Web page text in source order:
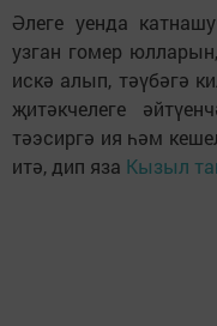
Әлеге уенда
узган гомер
искә алып, тәүбәгә
җитәкчелеге
тәэсиргә ия һәм
итә, дип яза Кызыл